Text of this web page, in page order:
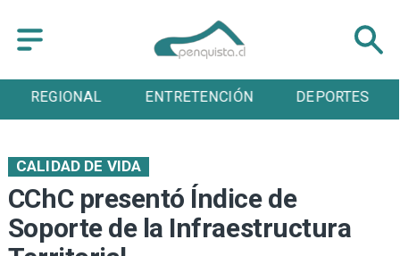
ENTRETENCIÓN DEPORTES CULTURA
CChC presentó Índice de
Soporte de la Infraestructura
CALIDAD DE VIDA